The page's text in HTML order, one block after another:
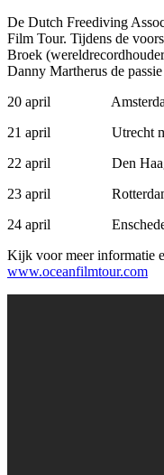
De Dutch Freediving
Film Tour. Tijdens de
Broek
Danny Martherus de
20 april Amsterdam
21 april Utrecht met
22 april Den Haag
23 april Rotterdam
24 april
Kijk voor meer informatie
www.oceanfilmtour.com